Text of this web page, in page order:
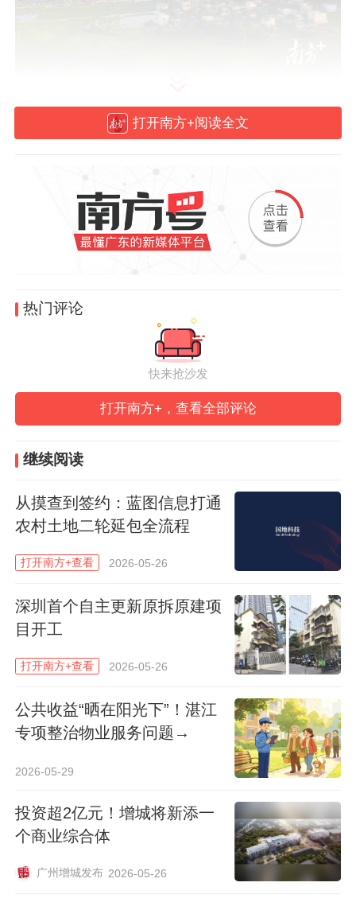
《意见》提出，要统筹优化留用地安置，各
地要合理确定留用地安置方式。在《意见》
效书面方式约定安置方式但尚未兑现的留用
地（以下简称“历史留用地”）优先按约定的
方式和比例兑现。《意见》施行后，征收农
村集体土地新增留用地原则上采取非实地留
用的方式安置。
在高效利用实地留用地方面，《意见》提出
要优化留用地兑现程序，优先兑现落实开发
方向明确、项目成熟度高、综合效益好的项
目。同时还明确要规范留用地流转和开发运
营，留用地使用权转让、出租、作价出资
台或公共资源交易平台进行公开交易，但本
农村集体经济组织全资注册成立的企业使用
留用地的除外。
农村集体经济组织自主开发留用地的，建成
的物业可自主招商运营，也可交由政府统筹
招商运营。农村集体经济组织引入市场主体
平台公开选取合作主体。
鼓励市、县（市）人民政府统筹
，通过土地腾挪置
换和整合优化，实施集中连片开发和统一经
营管理。
在有序推进非实地留用安置方面，《意见》
打开南方+阅读全文
热门评论
快来抢沙发
打开南方+，查看全部评论
继续阅读
从摸查到签约：蓝图信息打通
农村土地二轮延包全流程
打开南方+查看 2026-05-26
深圳首个自主更新原拆原建项
目开工
打开南方+查看 2026-05-26
公共收益“晒在阳光下”！湛江
专项整治物业服务问题→
2026-05-29
投资超2亿元！增城将新添一
个商业综合体
广州增城发布 2026-05-26